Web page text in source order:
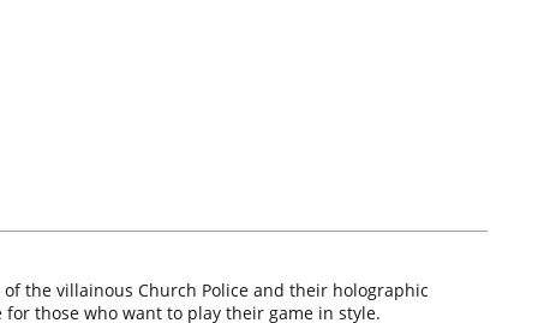
the villainous Church Police and their holographic
for those who want to play their game in style.